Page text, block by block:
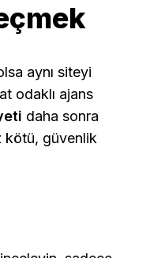
aynı siteyi
odaklı ajans
daha sonra
kötü, güvenlik